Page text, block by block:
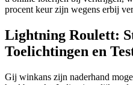
procent keur zijn wegens erbij
Lightning Roulett:
Toelichtingen en
Gij winkans zijn naderhand